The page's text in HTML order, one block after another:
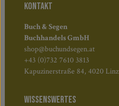
KONTAKT
Buch & Segen
Buchhandels GmbH
shop@buchundsegen.at
+43 (0)732 7610 3813
Kapuzinerstraße 84, 4020 Linz
WISSENSWERTES